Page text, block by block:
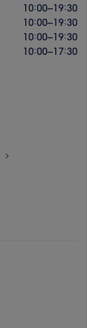
10:00–19:30
10:00–19:30
10:00–19:30
10:00–17:30
>